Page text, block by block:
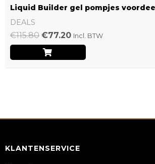
Liquid Builder gel pompjes
DEALS
€115.80 €77.20 Incl. BTW
KLANTENSERVICE